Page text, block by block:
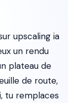
upscaling ia
un rendu
plateau de
de route,
tu remplaces